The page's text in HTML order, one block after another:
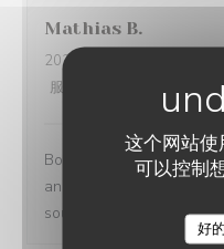
这个网站使
可以控制
好
Mathias B
2026-08-02
服务
5
Bonne endroit un petit
anniversaire aurait été
souvent chez vous .merci
LES